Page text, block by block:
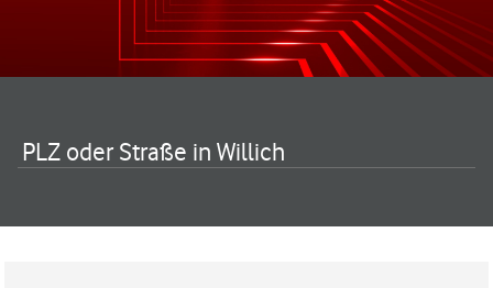
PLZ oder Straße in Willich